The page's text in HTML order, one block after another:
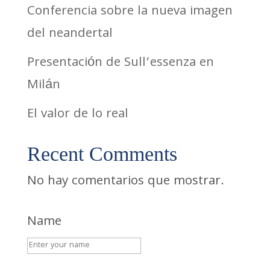
Conferencia sobre la nueva imagen
del neandertal
Presentación de Sull’essenza en
Milán
El valor de lo real
Recent Comments
No hay comentarios que mostrar.
Name